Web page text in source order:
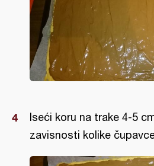
Iseći koru na trake 4-5
zavisnosti kolike